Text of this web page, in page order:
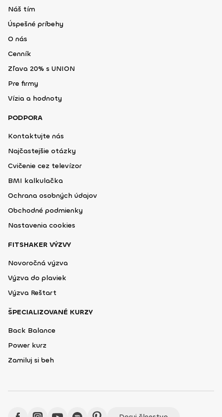
Náš tím
Úspešné príbehy
O nás
Cenník
Zľava 20% s UNION
Pre firmy
Vízia a hodnoty
PODPORA
Kontaktujte nás
Najčastejšie otázky
Cvičenie cez televízor
BMI kalkulačka
Ochrana osobných údajov
Obchodné podmienky
Nastavenia cookies
FITSHAKER VÝZVY
Novoročná výzva
Výzva do plaviek
Výzva Reštart
ŠPECIALIZOVANÉ KURZY
Back Balance
Power kurz
Zamiluj si beh